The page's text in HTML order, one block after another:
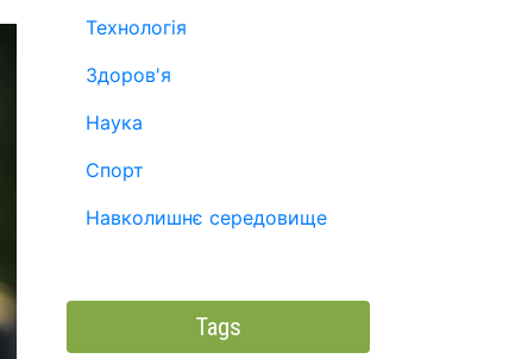
Технологія
Здоров'я
Наука
Спорт
Навколишнє середовище
Tags